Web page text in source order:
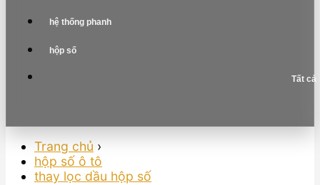
hệ thống phanh
hộp số
Tất cả
Trang chủ ›
hộp số ô tô
thay lọc dầu hộp số